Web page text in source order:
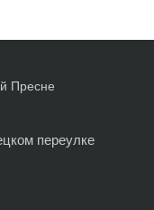
Пресне
переулке